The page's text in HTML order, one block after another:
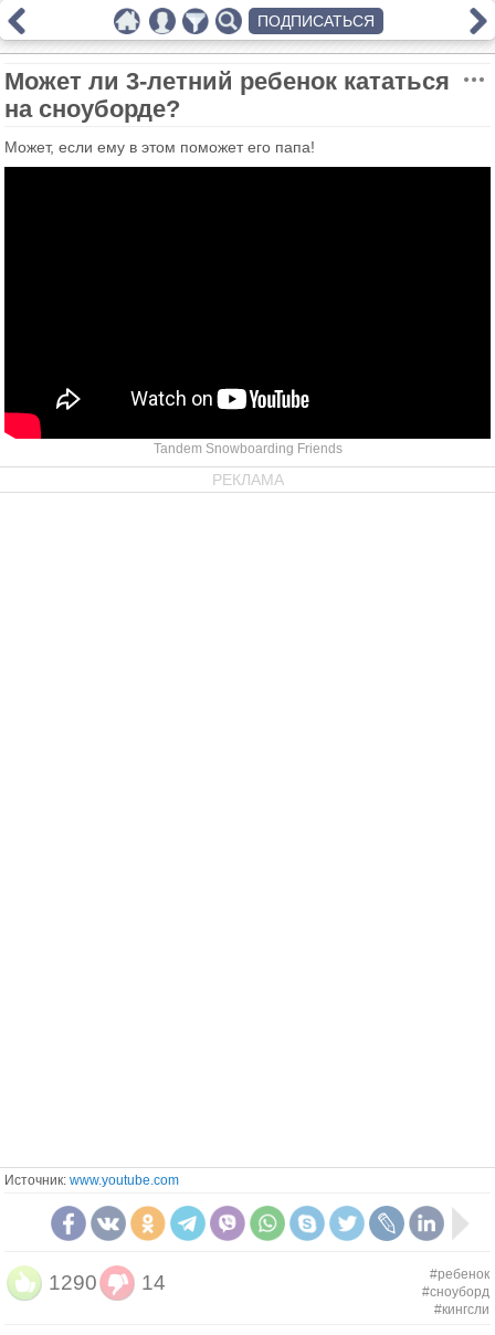
Может ли 3-летний ребенок кататься
на сноуборде?
Может, если ему в этом поможет его папа!
Tandem Snowboarding Friends
РЕКЛАМА
Источник: www.youtube.com
1290 14
#ребенок
#сноуборд
#кингсли
ПОДПИСАТЬСЯ